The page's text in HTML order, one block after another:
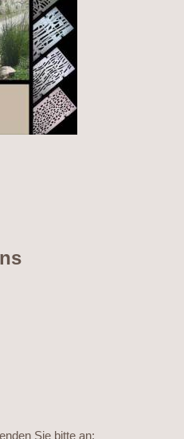
Sie bitte an: